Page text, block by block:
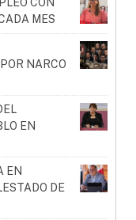
MES
NARCO
EN
EN
DE